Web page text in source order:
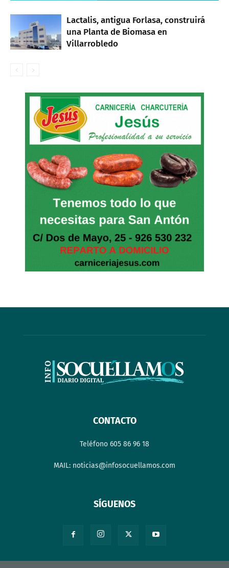
Lactalis, antigua Forlasa, construirá
una Planta de Biomasa en
Villarrobledo
CONTACTO
Teléfono 605 86 96 18
MAIL: noticias@infosocuellamos.com
SÍGUENOS